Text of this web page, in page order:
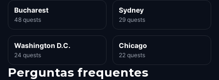
Bucharest
48 quests
Sydney
29 quests
Washington D.C.
24 quests
Chicago
22 quests
Perguntas frequentes